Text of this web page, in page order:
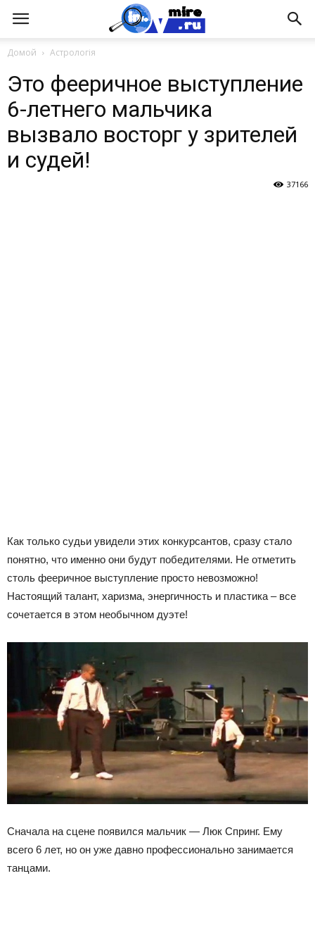
Домой Астрологія
Это фееричное выступление
6-летнего мальчика
вызвало восторг у зрителей
и судей!
37166
Как только судьи увидели этих конкурсантов, сразу стало
понятно, что именно они будут победителями. Не отметить
столь фееричное выступление просто невозможно!
Настоящий талант, харизма, энергичность и пластика – все
сочетается в этом необычном дуэте!
Сначала на сцене появился мальчик — Люк Спринг. Ему
всего 6 лет, но он уже давно профессионально занимается
танцами.